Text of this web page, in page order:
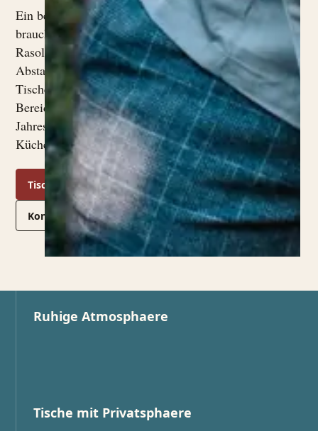
Ein besonderer Abend
braucht keinen Lärm. Bei Le
Rasole zählen Ruhe,
Abstand zwischen den
Tischen, der Pergola-
Bereich in der warmen
Jahreszeit und eine saisonale
Küche.
Tisch buchen
Kontakt
Ruhige Atmosphaere
Tische mit Privatsphaere